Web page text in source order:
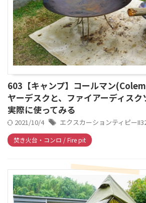
603【キャンプ】コールマン
ヤーデスクと、ファイアーディスク
実際に使ってみる
2021/10/4 エクスカーションティピー
焚き火台・コンロ / Fire pit